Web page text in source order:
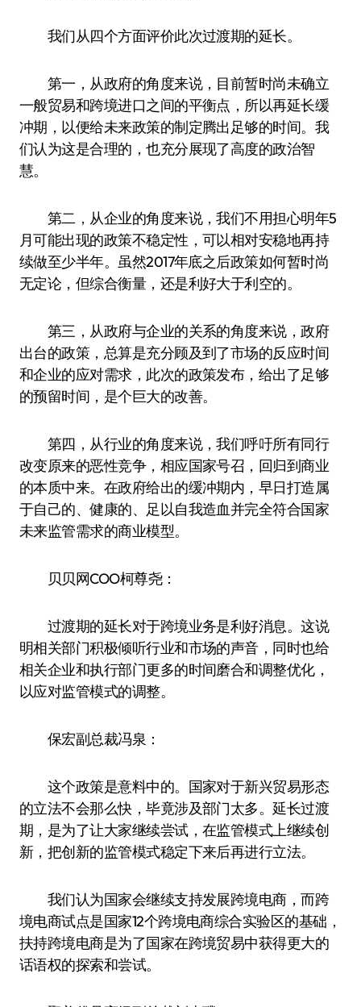
我们从四个方面评价此次过渡期的延长。
第一，从政府的角度来说，目前暂时尚未确立
一般贸易和跨境进口之间的平衡点，所以再延长缓
冲期，以便给未来政策的制定腾出足够的时间。我
们认为这是合理的，也充分展现了高度的政治智
慧。
第二，从企业的角度来说，我们不用担心明年5
月可能出现的政策不稳定性，可以相对安稳地再持
续做至少半年。虽然2017年底之后政策如何暂时尚
无定论，但综合衡量，还是利好大于利空的。
第三，从政府与企业的关系的角度来说，政府
出台的政策，总算是充分顾及到了市场的反应时间
和企业的应对需求，此次的政策发布，给出了足够
的预留时间，是个巨大的改善。
第四，从行业的角度来说，我们呼吁所有同行
改变原来的恶性竞争，相应国家号召，回归到商业
的本质中来。在政府给出的缓冲期内，早日打造属
于自己的、健康的、足以自我造血并完全符合国家
未来监管需求的商业模型。
贝贝网COO柯尊尧：
过渡期的延长对于跨境业务是利好消息。这说
明相关部门积极倾听行业和市场的声音，同时也给
相关企业和执行部门更多的时间磨合和调整优化，
以应对监管模式的调整。
保宏副总裁冯泉：
这个政策是意料中的。国家对于新兴贸易形态
的立法不会那么快，毕竟涉及部门太多。延长过渡
期，是为了让大家继续尝试，在监管模式上继续创
新，把创新的监管模式稳定下来后再进行立法。
我们认为国家会继续支持发展跨境电商，而跨
境电商试点是国家12个跨境电商综合实验区的基础，
扶持跨境电商是为了国家在跨境贸易中获得更大的
话语权的探索和尝试。